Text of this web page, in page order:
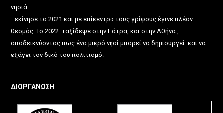
νησιά.
Ξεκίνησε το 2021 και με επίκεντρο τους γρίφους έγινε πλέον
θεσμός. Το 2022 ταξίδεψε στην Πάτρα, και στην Αθήνα ,
αποδεικνύοντας πως ένα μικρό νησί μπορεί να δημιουργεί και να
εξάγει τον δικό του πολιτισμό.
ΔΙΟΡΓΑΝΩΣΗ